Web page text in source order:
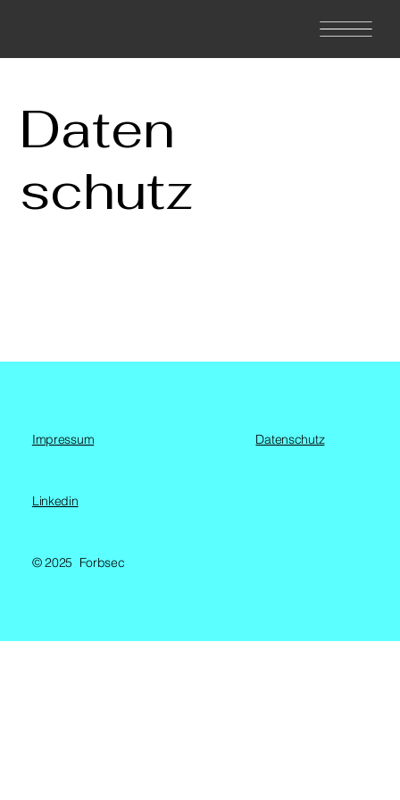
Daten
schutz
Linkedin
Impressum Datenschutz
© 2025 Forbsec